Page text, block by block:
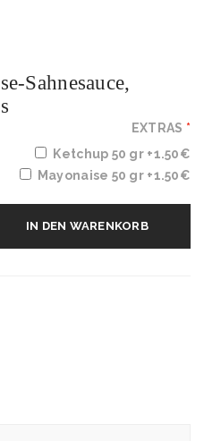
Sahnesauce,
EXTRAS
Ketchup 50 gr +1.50€
Mayonaise 50 gr +1.50€
IN DEN WARENKORB